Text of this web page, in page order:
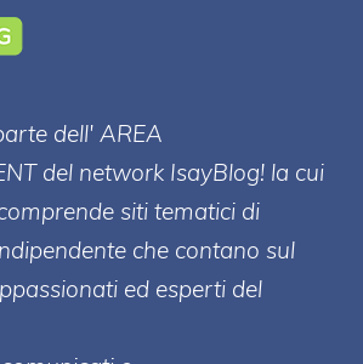
dell' AREA
del network IsayBlog! la cui
siti tematici di
che contano sul
ed esperti del